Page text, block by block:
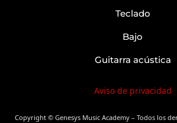
Teclado
Bajo
Guitarra acústica
Aviso de privacidad
Copyright © Genesys Music Academy – Todos los